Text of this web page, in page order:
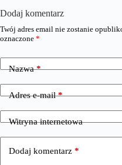
Dodaj komentarz
Twój adres email nie zostanie
oznaczone *
Nazwa*
Adres e-mail*
Witryna internetowa
Dodaj komentarz *